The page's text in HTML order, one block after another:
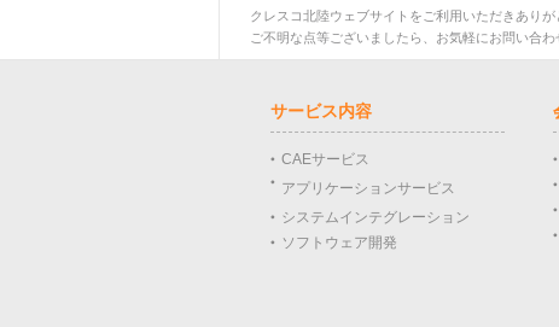
クレスコ北陸ウェブサイトをご利用いただきあり
ご不明な点等ございましたら、お気軽にお問い合わ
サービス内容
CAEサービス
アプリケーションサービス
システムインテグレーション
ソフトウェア開発